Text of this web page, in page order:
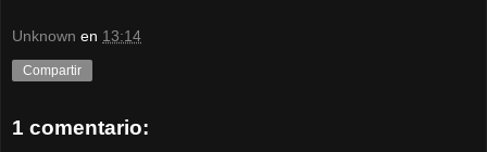
Unknown en 13:14
Compartir
1 comentario: